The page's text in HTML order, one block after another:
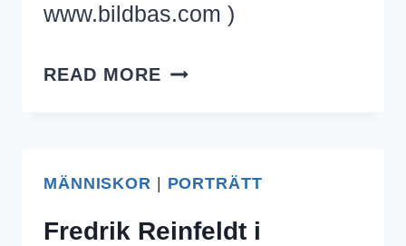
www.bildbas.com )
READ MORE CANARY
MÄNNISKOR PORTRÄTT
Fredrik Reinfeldt i